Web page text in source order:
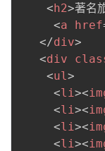
<h2>著名
<a href
</div>
<div
<ul>
<li><
<li><
<li><
<li><